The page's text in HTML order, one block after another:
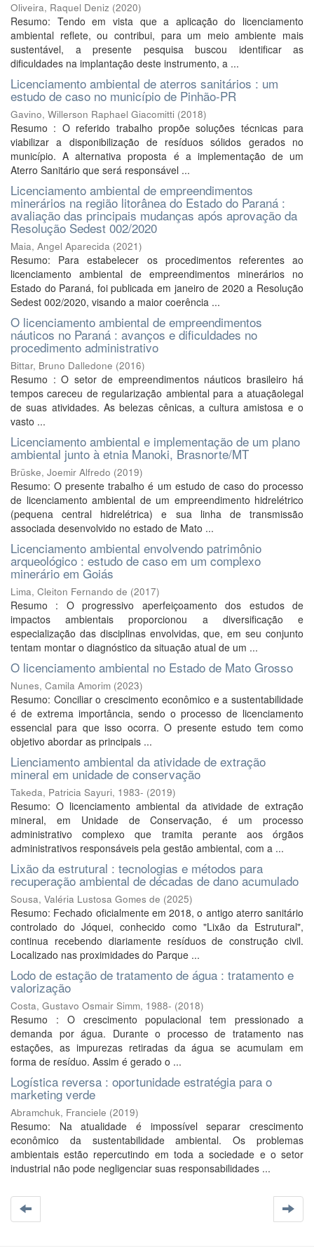
Oliveira, Raquel Deniz (2020)
Resumo: Tendo em vista que a aplicação do licenciamento
ambiental reflete, ou contribui, para um meio ambiente mais
sustentável, a presente pesquisa buscou identificar as
dificuldades na implantação deste instrumento, a ...
Licenciamento ambiental de aterros sanitários : um
estudo de caso no município de Pinhão-PR
Gavino, Willerson Raphael Giacomitti (2018)
Resumo : O referido trabalho propõe soluções técnicas para
viabilizar a disponibilização de resíduos sólidos gerados no
município. A alternativa proposta é a implementação de um
Aterro Sanitário que será responsável ...
Licenciamento ambiental de empreendimentos
minerários na região litorânea do Estado do Paraná :
avaliação das principais mudanças após aprovação da
Resolução Sedest 002/2020
Maia, Angel Aparecida (2021)
Resumo: Para estabelecer os procedimentos referentes ao
licenciamento ambiental de empreendimentos minerários no
Estado do Paraná, foi publicada em janeiro de 2020 a Resolução
Sedest 002/2020, visando a maior coerência ...
O licenciamento ambiental de empreendimentos
náuticos no Paraná : avanços e dificuldades no
procedimento administrativo
Bittar, Bruno Dalledone (2016)
Resumo : O setor de empreendimentos náuticos brasileiro há
tempos careceu de regularização ambiental para a atuaçãolegal
de suas atividades. As belezas cênicas, a cultura amistosa e o
vasto ...
Licenciamento ambiental e implementação de um plano
ambiental junto à etnia Manoki, Brasnorte/MT
Brüske, Joemir Alfredo (2019)
Resumo: O presente trabalho é um estudo de caso do processo
de licenciamento ambiental de um empreendimento hidrelétrico
(pequena central hidrelétrica) e sua linha de transmissão
associada desenvolvido no estado de Mato ...
Licenciamento ambiental envolvendo patrimônio
arqueológico : estudo de caso em um complexo
minerário em Goiás
Lima, Cleiton Fernando de (2017)
Resumo : O progressivo aperfeiçoamento dos estudos de
impactos ambientais proporcionou a diversificação e
especialização das disciplinas envolvidas, que, em seu conjunto
tentam montar o diagnóstico da situação atual de um ...
O licenciamento ambiental no Estado de Mato Grosso
Nunes, Camila Amorim (2023)
Resumo: Conciliar o crescimento econômico e a sustentabilidade
é de extrema importância, sendo o processo de licenciamento
essencial para que isso ocorra. O presente estudo tem como
objetivo abordar as principais ...
Lienciamento ambiental da atividade de extração
mineral em unidade de conservação
Takeda, Patricia Sayuri, 1983- (2019)
Resumo: O licenciamento ambiental da atividade de extração
mineral, em Unidade de Conservação, é um processo
administrativo complexo que tramita perante aos órgãos
administrativos responsáveis pela gestão ambiental, com a ...
Lixão da estrutural : tecnologias e métodos para
recuperação ambiental de décadas de dano acumulado
Sousa, Valéria Lustosa Gomes de (2025)
Resumo: Fechado oficialmente em 2018, o antigo aterro sanitário
controlado do Jóquei, conhecido como "Lixão da Estrutural",
continua recebendo diariamente resíduos de construção civil.
Localizado nas proximidades do Parque ...
Lodo de estação de tratamento de água : tratamento e
valorização
Costa, Gustavo Osmair Simm, 1988- (2018)
Resumo : O crescimento populacional tem pressionado a
demanda por água. Durante o processo de tratamento nas
estações, as impurezas retiradas da água se acumulam em
forma de resíduo. Assim é gerado o ...
Logística reversa : oportunidade estratégia para o
marketing verde
Abramchuk, Franciele (2019)
Resumo: Na atualidade é impossível separar crescimento
econômico da sustentabilidade ambiental. Os problemas
ambientais estão repercutindo em toda a sociedade e o setor
industrial não pode negligenciar suas responsabilidades ...